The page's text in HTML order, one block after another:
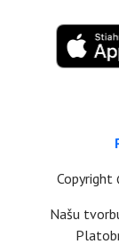
Copyright
Našu